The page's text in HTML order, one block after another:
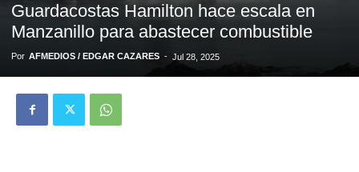
Guardacostas Hamilton hace escala en
Manzanillo para abastecer combustible
Por AFMEDIOS / EDGAR CAZARES - Jul 28, 2025